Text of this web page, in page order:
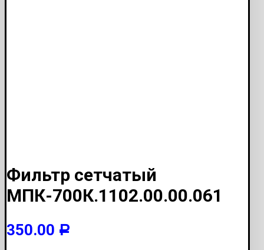
Фильтр сетчатый
МПК-700К.1102.00.00.061
350.00 Р